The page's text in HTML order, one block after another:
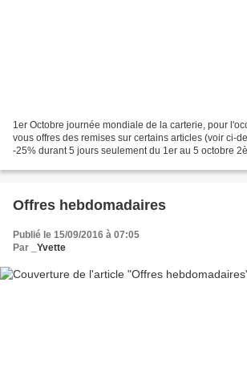
1er Octobre journée mondiale de la carterie, pour
vous offres des remises sur certains articles (voir ci-
-25% durant 5 jours seulement du 1er au 5 octobre
Offres hebdomadaires
Publié le 15/09/2016 à 07:05
Par
_Yvette